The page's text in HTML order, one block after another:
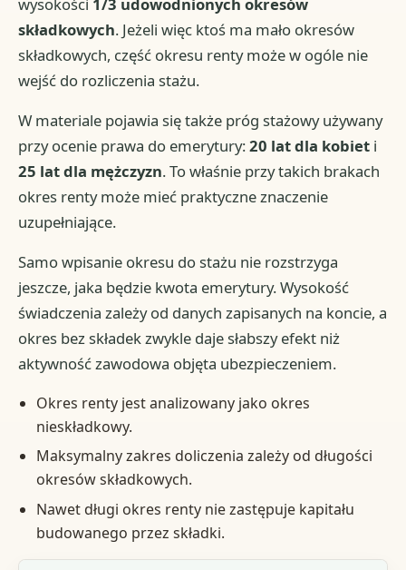
składkowych. Jeżeli więc ktoś ma mało okresów
składkowych, część okresu renty może w ogóle nie
wejść do rozliczenia stażu.
W materiale pojawia się także próg stażowy używany
przy ocenie prawa do emerytury:20 lat dla kobiet i
25 lat dla mężczyzn. To właśnie przy takich brakach
okres renty może mieć praktyczne znaczenie
uzupełniające.
Samo wpisanie okresu do stażu nie rozstrzyga
jeszcze, jaka będzie kwota emerytury. Wysokość
świadczenia zależy od danych zapisanych na koncie, a
okres bez składek zwykle daje słabszy efekt niż
aktywność zawodowa objęta ubezpieczeniem.
Okres renty jest analizowany jako okres
nieskładkowy.
Maksymalny zakres doliczenia zależy od długości
okresów składkowych.
Nawet długi okres renty nie zastępuje kapitału
budowanego przez składki.